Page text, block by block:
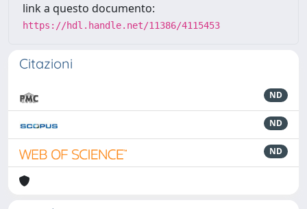
link a questo documento:
https://hdl.handle.net/11386/4115453
Citazioni
ND
ND
ND